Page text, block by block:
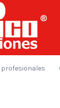
profesionales